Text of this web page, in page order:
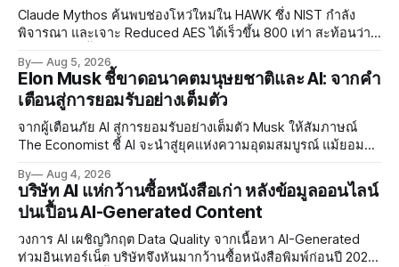
Claude Mythos ค้นพบช่องโหว่ใหม่ใน HAWK ซึ่ง NIST กำลัง
พิจารณา และเจาะ Reduced AES ได้เร็วขึ้น 800 เท่า สะท้อนว่า
By Aug 5, 2026
Elon Musk ชี้ขาดอนาคตมนุษยชาติและ AI: จากคำ
เตือนสู่การยอมรับอย่างเต็มตัว
จากผู้เตือนภัย AI สู่การยอมรับอย่างเต็มตัว Musk ให้สัมภาษณ์
The Economist ชี้ AI จะนำสู่ยุคแห่งความอุดมสมบูรณ์ แม้ยอมรับ
By Aug 4, 2026
บริษัท AI แห่กว้านซื้อหนังสือเก่า หลังข้อมูลออนไลน์
ปนเปื้อน AI-Generated Content
วงการ AI เผชิญวิกฤต Data Quality จากเนื้อหา AI-Generated
ท่วมอินเทอร์เน็ต บริษัทจึงหันมากว้านซื้อหนังสือพิมพ์ก่อนปี 2022